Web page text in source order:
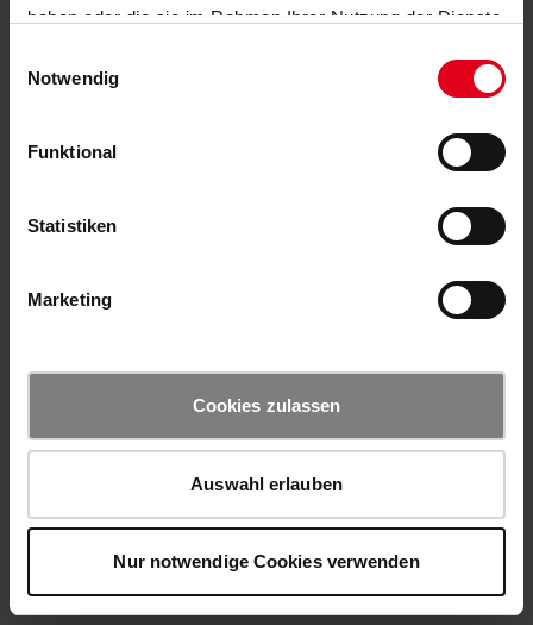
haben oder die sie im Rahmen Ihrer Nutzung der Dienste
Notwendig
Funktional
Statistiken
Marketing
Cookies zulassen
Auswahl erlauben
Nur notwendige Cookies verwenden